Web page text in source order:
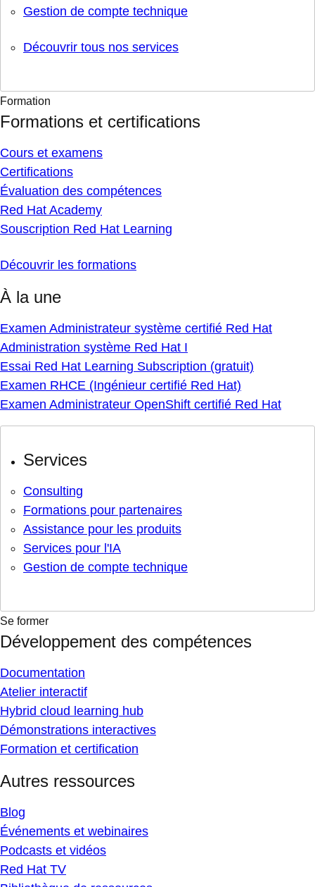
Gestion de compte technique
Découvrir tous nos services
Formation
Formations et certifications
Cours et examens
Certifications
Évaluation des compétences
Red Hat Academy
Souscription Red Hat Learning
Découvrir les formations
À la une
Examen Administrateur système certifié Red Hat
Administration système Red Hat I
Essai Red Hat Learning Subscription (gratuit)
Examen RHCE (Ingénieur certifié Red Hat)
Examen Administrateur OpenShift certifié Red Hat
Services
Consulting
Formations pour partenaires
Assistance pour les produits
Services pour l'IA
Gestion de compte technique
Se former
Développement des compétences
Documentation
Atelier interactif
Hybrid cloud learning hub
Démonstrations interactives
Formation et certification
Autres ressources
Blog
Événements et webinaires
Podcasts et vidéos
Red Hat TV